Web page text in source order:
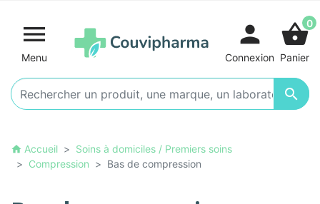

Menu

person
Connexion
shopping_basket0
Panier
home Accueil
Soins à domiciles / Premiers soins
Compression
Bas de compression